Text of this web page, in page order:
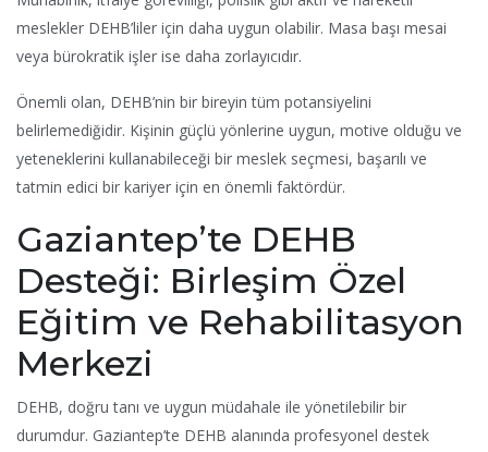
meslekler DEHB’liler için daha uygun olabilir. Masa başı mesai
veya bürokratik işler ise daha zorlayıcıdır.
Önemli olan, DEHB’nin bir bireyin tüm potansiyelini
belirlemediğidir. Kişinin güçlü yönlerine uygun, motive olduğu ve
yeteneklerini kullanabileceği bir meslek seçmesi, başarılı ve
tatmin edici bir kariyer için en önemli faktördür.
Gaziantep’te DEHB
Desteği: Birleşim Özel
Eğitim ve Rehabilitasyon
Merkezi
DEHB, doğru tanı ve uygun müdahale ile yönetilebilir bir
durumdur. Gaziantep’te DEHB alanında profesyonel destek